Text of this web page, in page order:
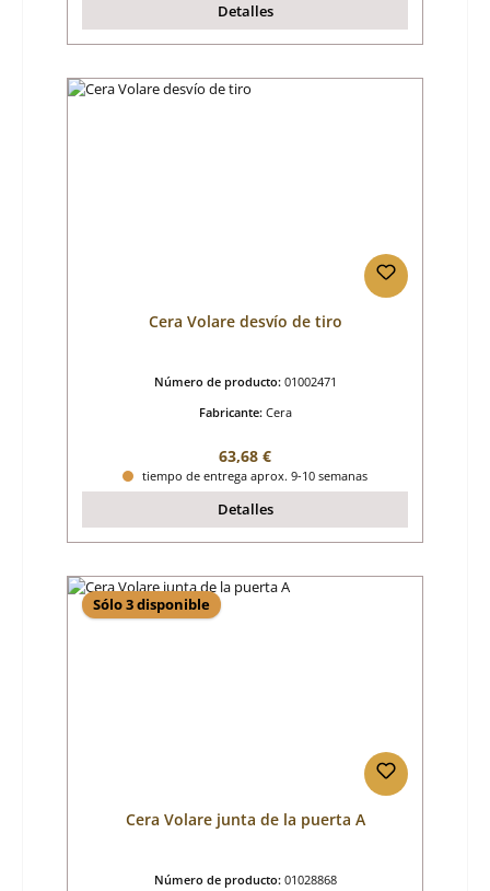
Detalles
Cera Volare desvío de tiro
Número de producto: 01002471
Fabricante: Cera
Precio normal:
63,68 €
tiempo de entrega aprox. 9-10 semanas
Detalles
Sólo 3 disponible
Cera Volare junta de la puerta A
Número de producto: 01028868